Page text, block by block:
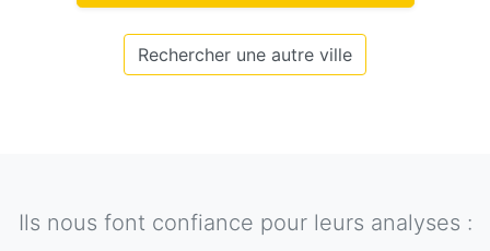
Rechercher une autre ville
Ils nous font confiance pour leurs analyses :